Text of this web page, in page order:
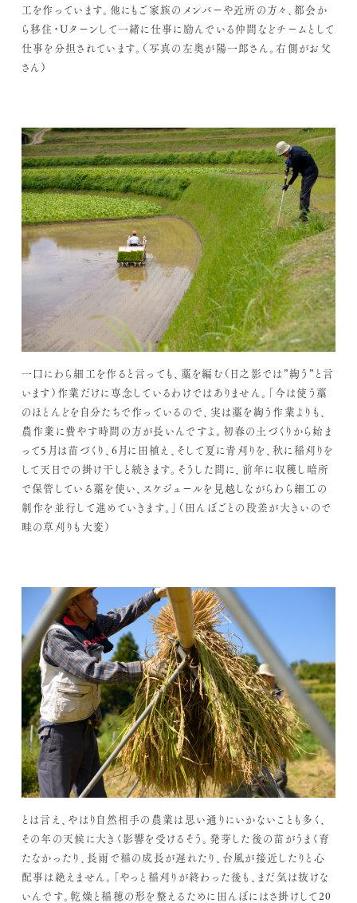
工を作っています。他にもご家族のメンバーや近所の方々、都会か
ら移住・Uターンして一緒に仕事に励んでいる仲間などチームとして
仕事を分担されています。（写真の左奥が陽一郎さん。右側がお父
さん）
一口にわら細工を作ると言っても、藁を編む（日之影では”綯う”と言
います）作業だけに専念しているわけではありません。「今は使う藁
のほとんどを自分たちで作っているので、実は藁を綯う作業よりも、
農作業に費やす時間の方が長いんですよ。初春の土づくりから始ま
って5月は苗づくり、6月に田植え、そして夏に青刈りを、秋に稲刈りを
して天日での掛け干しと続きます。そうした間に、前年に収穫し暗所
で保管している藁を使い、スケジュールを見越しながらわら細工の
制作を並行して進めていきます。」（田んぼごとの段差が大きいので
畦の草刈りも大変）
とは言え、やはり自然相手の農業は思い通りにいかないことも多く、
その年の天候に大きく影響を受けるそう。発芽した後の苗がうまく育
たなかったり、長雨で稲の成長が遅れたり、台風が接近したりと心
配事は絶えません。「やっと稲刈りが終わった後も、まだ気は抜けな
いんです。乾燥と稲穂の形を整えるために田んぼにはさ掛けして20